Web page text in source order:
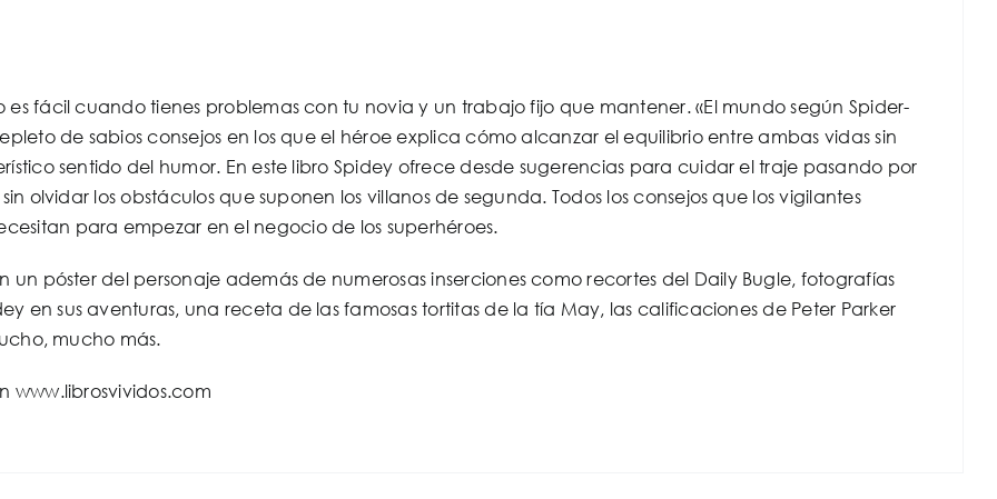
es fácil cuando tienes problemas con tu novia y un trabajo fijo que mantener. «El mundo según Spider-
de sabios consejos en los que el héroe explica cómo alcanzar el equilibrio entre ambas vidas sin
sentido del humor. En este libro Spidey ofrece desde sugerencias para cuidar el traje pasando por
olvidar los obstáculos que suponen los villanos de segunda. Todos los consejos que los vigilantes
para empezar en el negocio de los superhéroes.
un póster del personaje además de numerosas inserciones como recortes del Daily Bugle, fotografías
en sus aventuras, una receta de las famosas tortitas de la tía May, las calificaciones de Peter Parker
mucho más.
www.librosvividos.com